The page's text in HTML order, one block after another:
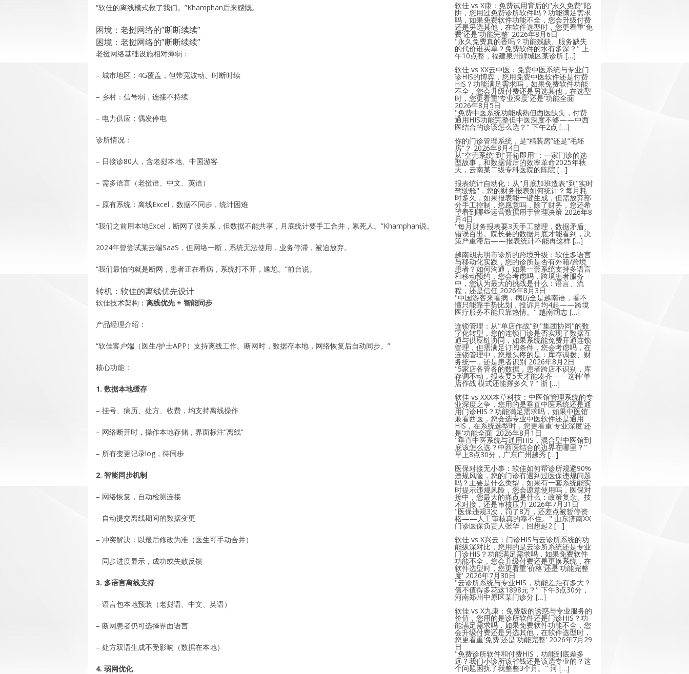
“软佳的离线模式救了我们。”Khamphan后来感慨。
困境：老挝网络的”断断续续”
困境：老挝网络的”断断续续”
老挝网络基础设施相对薄弱：
– 城市地区：4G覆盖，但带宽波动、时断时续
– 乡村：信号弱，连接不持续
– 电力供应：偶发停电
诊所情况：
– 日接诊80人，含老挝本地、中国游客
– 需多语言（老挝语、中文、英语）
– 原有系统：离线Excel，数据不同步，统计困难
“我们之前用本地Excel，断网了没关系，但数据不能共享，月底统计要手工合并，累死人。”Khamphan说。
2024年曾尝试某云端SaaS，但网络一断，系统无法使用，业务停滞，被迫放弃。
“我们最怕的就是断网，患者正在看病，系统打不开，尴尬。”前台说。
转机：软佳的离线优先设计
软佳技术架构： 离线优先 + 智能同步
产品经理介绍：
“软佳客户端（医生/护士APP）支持离线工作。断网时，数据存本地，网络恢复后自动同步。”
核心功能：
1. 数据本地缓存
– 挂号、病历、处方、收费，均支持离线操作
– 网络断开时，操作本地存储，界面标注”离线”
– 所有变更记录log，待同步
2. 智能同步机制
– 网络恢复，自动检测连接
– 自动提交离线期间的数据变更
– 冲突解决：以最后修改为准（医生可手动合并）
– 同步进度显示，成功或失败反馈
3. 多语言离线支持
– 语言包本地预装（老挝语、中文、英语）
– 断网患者仍可选择界面语言
– 处方双语生成不受影响（数据在本地）
4. 弱网优化
软佳 vs X康：免费试用背后的"永久免费"陷
阱，您用过免费诊所软件吗？功能满足需求
吗，如果免费软件功能不全，您会升级付费
还是另选其他，在软件选型时，您更看重'免
费'还是'功能完整' 2026年8月6日
"永久免费真的香吗？功能残缺、服务缺失
的代价谁买单？免费软件的水有多深？" 上
午10点整，福建泉州鲤城区某诊所 […]
软佳 vs XX云中医：免费中医系统与专业门
诊HIS的博弈，您用免费中医软件还是付费
HIS？功能满足需求吗，如果免费软件功能
不全，您会升级付费还是另选其他，在选型
时，您更看重'专业深度'还是'功能全面'
2026年8月5日
"免费中医系统功能成熟但西医缺失，付费
通用HIS功能完整但中医深度不够——中西
医结合的诊该怎么选？" 下午2点 […]
你的门诊管理系统，是“精装房”还是“毛坯
房”？ 2026年8月4日
从“空壳系统”到“开箱即用”：一家门诊的选
型故事，和数据背后的效率革命2025年秋
天，云南某二级专科医院的陈院 […]
报表统计自动化：从"月底加班造表"到"实时
驾驶舱"，您的财务报表如何统计？每月耗
时多久，如果报表能一键生成，但需放弃部
分手工控制，您愿意吗，除了财务，您还希
望看到哪些运营数据用于管理决策 2026年8
月4日
"每月财务报表要3天手工整理，数据矛盾、
错误百出。院长要的数据月底才能看到，决
策严重滞后——报表统计不能再这样 […]
越南胡志明市诊所的跨境升级：软佳多语言
与移动化实践，您的诊所是否有外籍/跨境
患者？如何沟通，如果一套系统支持多语言
和移动预约，您会考虑吗，跨境患者服务
中，您认为最大的挑战是什么：语言、流
程，还是信任 2026年8月3日
"中国游客来看病，病历全是越南语，看不
懂只能靠手势比划，投诉月均4起——跨境
医疗服务不能只靠热情。" 越南胡志 […]
连锁管理：从"单店作战"到"集团协同"的数
字化转型，您的连锁门诊是否实现了数据互
通与供应链协同，如果系统能免费开通连锁
管理，但需满足订阅条件，您会考虑吗，在
连锁管理中，您最头疼的是：库存调拨、财
务统一，还是患者识别 2026年8月2日
"5家店各管各的数据，患者跨店不识别，库
存调不动，报表要5天才能凑齐——这种'单
店作战'模式还能撑多久？" 浙 […]
软佳 vs XXX本草科技：中医馆管理系统的专
业深度之争，您用的是垂直中医系统还是通
用门诊HIS？功能满足需求吗，如果中医馆
兼看西医，您会选专业中医软件还是通用
HIS，在系统选型时，您更看重'专业深度'还
是'功能全面' 2026年8月1日
"垂直中医系统与通用HIS，混合型中医馆到
底该怎么选？中西医结合的边界在哪里？"
早上8点30分，广东广州越秀 […]
医保对接无小事：软佳如何帮诊所规避90%
违规风险，您的门诊有遇到过医保违规问题
吗？主要是什么类型，如果有一套系统能实
时提示违规风险，您会愿意使用吗，医保对
接中，您最大的痛点是什么：政策复杂、技
术对接，还是审核压力 2026年7月31日
"医保违规3次，罚了8万，还差点被暂停资
格——人工审核真的靠不住。" 山东济南XX
门诊医保负责人张华，回想起2 […]
软佳 vs X兴云：门诊HIS与云诊所系统的功
能纵深对比，您用的是云诊所系统还是专业
门诊HIS？功能满足需求吗，如果免费软件
功能不全，您会升级付费还是更换系统，在
软件选型时，您更看重'价格'还是'功能完整
度' 2026年7月30日
"云诊所系统与专业HIS，功能差距有多大？
值不值得多花这1898元？" 下午3点30分，
河南郑州中原区某门诊分 […]
软佳 vs X九康：免费版的诱惑与专业服务的
价值，您用的是诊所软件还是门诊HIS？功
能满足需求吗，如果免费软件功能不全，您
会升级付费还是另选其他，在软件选型时，
您更看重'免费'还是'功能完整' 2026年7月29
日
"免费诊所软件和付费HIS，功能到底差多
远？我们小诊所该省钱还是该选专业的？这
个问题困扰了我整整3个月。" 河 […]